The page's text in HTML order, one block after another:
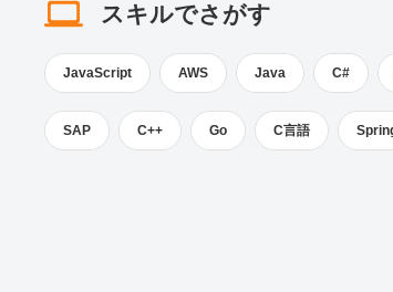
スキルでさがす
JavaScript AWS Java C#
SAP C++ Go C言語